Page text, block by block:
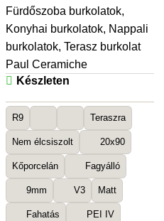
Fürdőszoba burkolatok,
Konyhai burkolatok, Nappali
burkolatok, Terasz burkolat
Paul Ceramiche
Készleten
R9 Teraszra
Nem élcsiszolt 20x90
Kőporcelán Fagyálló
9mm V3 Matt
Fahatás PEI IV